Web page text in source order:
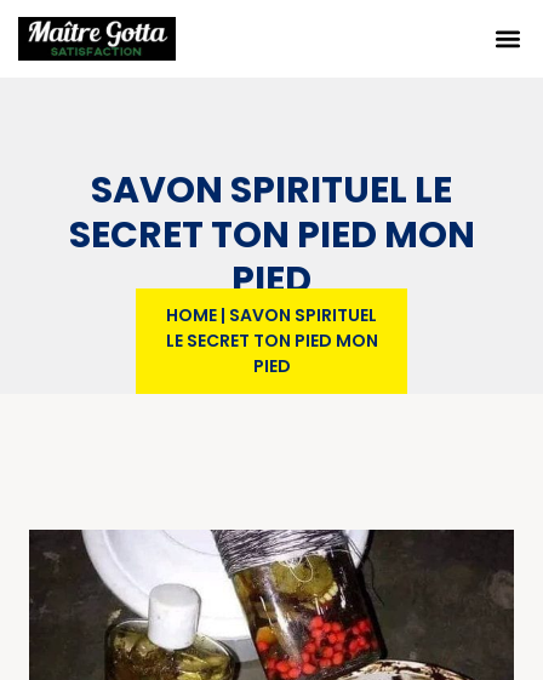
SAVON SPIRITUEL LE
SECRET TON PIED MON
PIED
HOME | SAVON SPIRITUEL
LE SECRET TON PIED MON
PIED